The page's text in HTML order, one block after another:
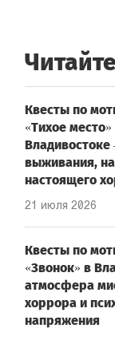
Квесты по
«Тихое место»
выживания,
настоящего
21 июля 2026
Квесты по
«Звонок» в
атмосфера
хоррора и
напряжения